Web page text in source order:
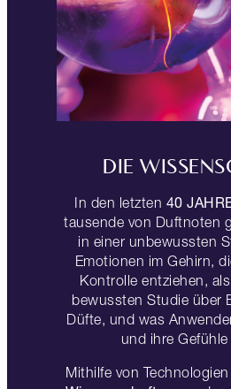
DIE
In den letzten 40
tausende von Duftnoten
in einer unbewussten
Emotionen im Gehirn,
Kontrolle entziehen,
bewussten Studie über
Düfte, und was
und ihre
Mithilfe von Technologien